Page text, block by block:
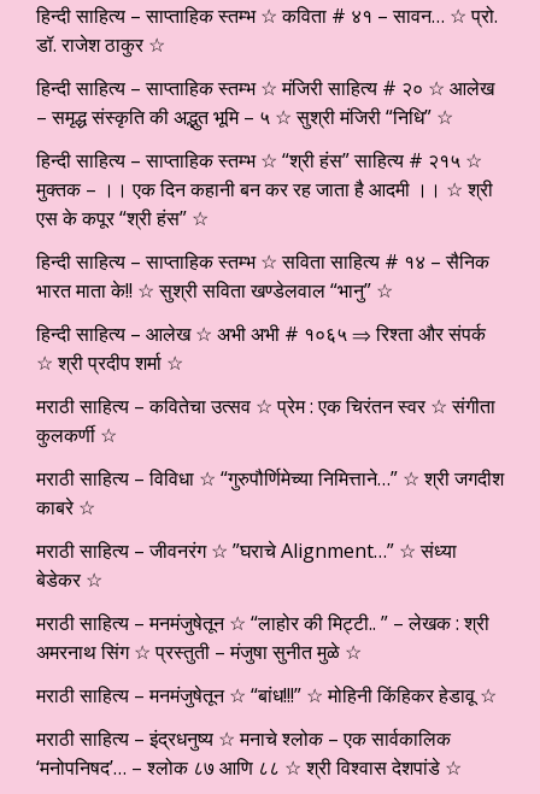
हिन्दी साहित्य – साप्ताहिक स्तम्भ ☆ कविता # ४१ – सावन… ☆ प्रो.
डॉ. राजेश ठाकुर ☆
हिन्दी साहित्य – साप्ताहिक स्तम्भ ☆ मंजिरी साहित्य # २० ☆ आलेख
– समृद्ध संस्कृति की अद्भुत भूमि – ५ ☆ सुश्री मंजिरी “निधि” ☆
हिन्दी साहित्य – साप्ताहिक स्तम्भ ☆ “श्री हंस” साहित्य # २१५ ☆
मुक्तक – ।। एक दिन कहानी बन कर रह जाता है आदमी ।। ☆ श्री
एस के कपूर “श्री हंस” ☆
हिन्दी साहित्य – साप्ताहिक स्तम्भ ☆ सविता साहित्य # १४ – सैनिक
भारत माता के!! ☆ सुश्री सविता खण्डेलवाल “भानु” ☆
हिन्दी साहित्य – आलेख ☆ अभी अभी # १०६५ ⇒ रिश्ता और संपर्क
☆ श्री प्रदीप शर्मा ☆
मराठी साहित्य – कवितेचा उत्सव ☆ प्रेम : एक चिरंतन स्वर ☆ संगीता
कुलकर्णी ☆
मराठी साहित्य – विविधा ☆ “गुरुपौर्णिमेच्या निमित्ताने…” ☆ श्री जगदीश
काबरे ☆
मराठी साहित्य – जीवनरंग ☆ ”घराचे Alignment…” ☆ संध्या
बेडेकर ☆
मराठी साहित्य – मनमंजुषेतून ☆ “लाहोर की मिट्टी.. ” – लेखक : श्री
अमरनाथ सिंग ☆ प्रस्तुती – मंजुषा सुनीत मुळे ☆
मराठी साहित्य – मनमंजुषेतून ☆ “बांध!!!” ☆ मोहिनी किंहिकर हेडावू ☆
मराठी साहित्य – इंद्रधनुष्य ☆ मनाचे श्लोक – एक सार्वकालिक
‘मनोपनिषद’… – श्लोक ८७ आणि ८८ ☆ श्री विश्वास देशपांडे ☆